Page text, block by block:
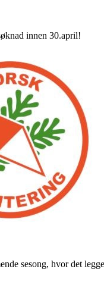
innen 30.april!
sesong, hvor det